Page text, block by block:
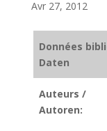
Avr 27, 2012
Données
Daten
Auteurs /
Autoren: